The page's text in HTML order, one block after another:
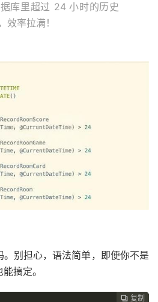
库里超过 24 小时的历史
效率拉满！
别担心，语法简单，即便你不是
搞定。
 复制
 复制
 复制